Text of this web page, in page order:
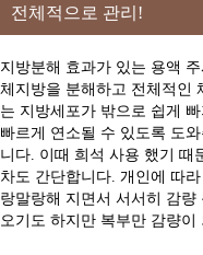
전체적으로 관리!
지방분해 효과가 있는 용액
체지방을 분해하고 전체적인
는 지방세포가 밖으로 쉽게
빠르게 연소될 수 있도록 도
니다. 이때 희석 사용 했기 때
차도 간단합니다. 개인에 따
랑말랑해 지면서 서서히 감량
오기도 하지만 복부만 감량이